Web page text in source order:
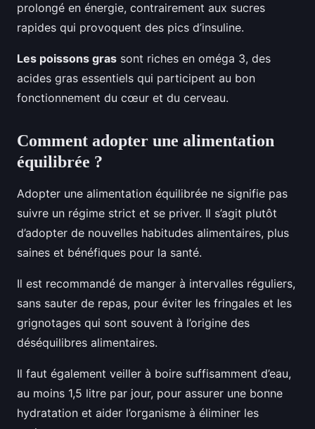
prolongé en énergie, contrairement aux sucres
rapides qui provoquent des pics d’insuline.
Les poissons gras sont riches en oméga 3, des
acides gras essentiels qui participent au bon
fonctionnement du cœur et du cerveau.
Comment adopter une alimentation
équilibrée ?
Adopter une alimentation équilibrée ne signifie pas
suivre un régime strict et se priver. Il s’agit plutôt
d’adopter de nouvelles habitudes alimentaires, plus
saines et bénéfiques pour la santé.
Il est recommandé de manger à intervalles réguliers,
sans sauter de repas, pour éviter les fringales et les
grignotages qui sont souvent à l’origine des
déséquilibres alimentaires.
Il faut également veiller à boire suffisamment d’eau,
au moins 1,5 litre par jour, pour assurer une bonne
hydratation et aider l’organisme à éliminer les